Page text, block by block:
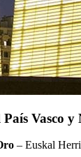
Vasco
– Euskal